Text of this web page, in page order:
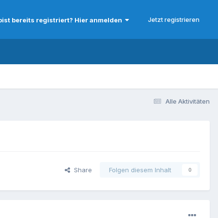
bereits registriert? Hier anmelden Jetzt registrieren
Alle Aktivitäten
Share Folgen diesem Inhalt 0